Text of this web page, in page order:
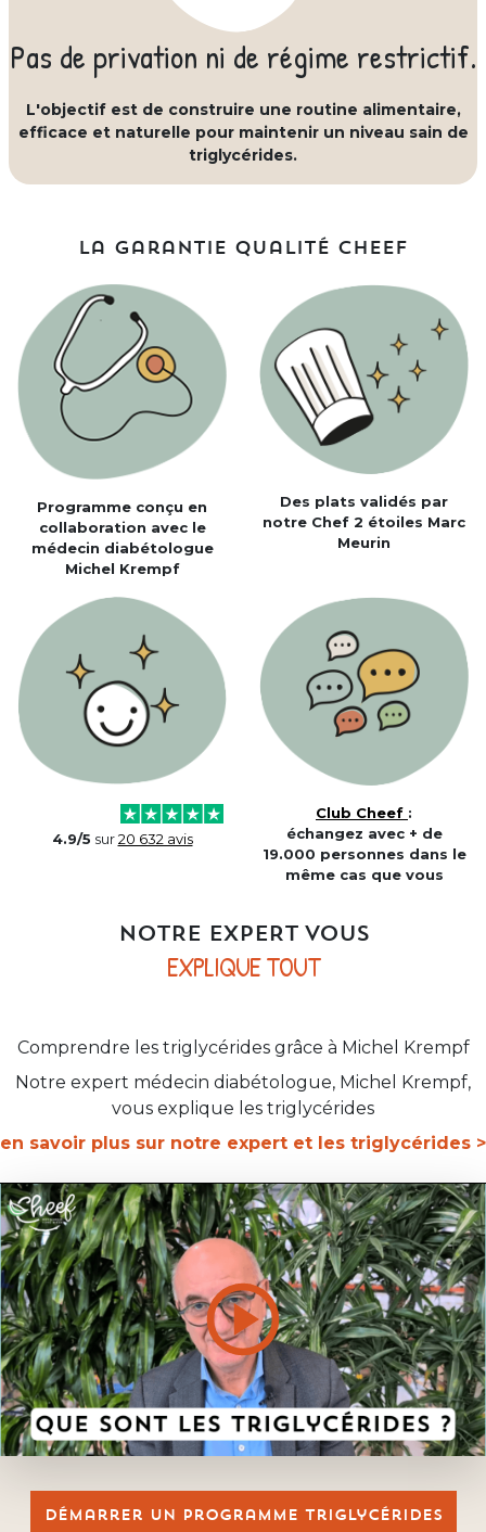
Pas de privation ni de régime restrictif.
L'objectif est de construire une routine alimentaire,
efficace et naturelle pour maintenir un niveau sain de
triglycérides.
La garantie qualité Cheef
Programme conçu en
collaboration avec le
médecin diabétologue
Michel Krempf
Des plats validés par
notre Chef 2 étoiles Marc
Meurin
4.9/5 sur20 632 avis
Club Cheef :
échangez avec + de
19.000 personnes dans le
même cas que vous
NOTRE EXPERT VOUS
EXPLIQUE TOUT
Comprendre les triglycérides grâce à Michel Krempf
Notre expert médecin diabétologue, Michel Krempf,
vous explique les triglycérides
en savoir plus sur notre expert et les triglycérides >
Démarrer un programme triglycérides